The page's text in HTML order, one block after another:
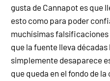
gusta de Cannapot es que
esto como para poder
muchísimas
que la fuente lleva décadas
simplemente desaparece
que queda en el fondo de la